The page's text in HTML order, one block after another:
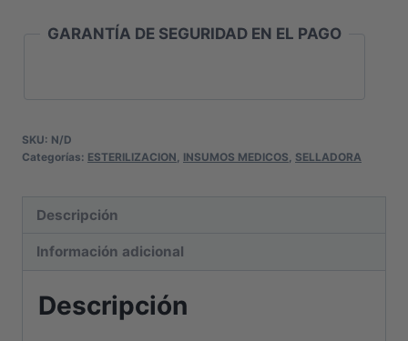
cantidad
GARANTÍA DE SEGURIDAD EN EL PAGO
SKU: N/D
Categorías: ESTERILIZACION INSUMOS MEDICOS SELLADORA
Descripción
Información adicional
Descripción